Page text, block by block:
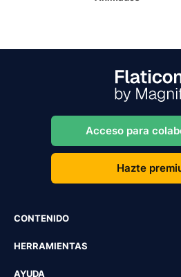
Acceso para
Hazte
CONTENIDO
HERRAMIENTAS
AYUDA